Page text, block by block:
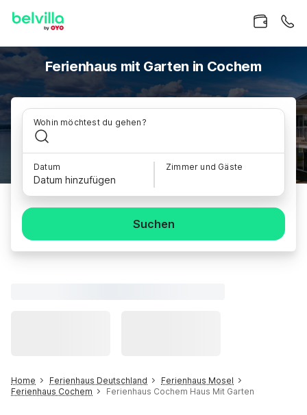
Ferienhaus mit Garten in Cochem
Wohin möchtest du gehen?
Datum
Datum hinzufügen
Zimmer und Gäste
Suchen
Home Ferienhaus Deutschland
Ferienhaus Mosel
Ferienhaus Cochem
Ferienhaus Cochem Haus Mit Garten